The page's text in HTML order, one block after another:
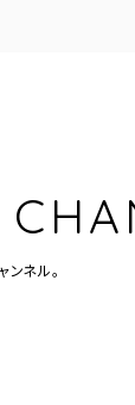
ネル。